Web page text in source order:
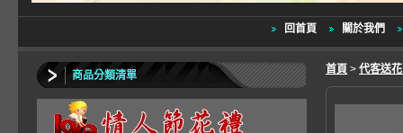
回首頁 關於我們
商品分類清單 首頁 > 代客送